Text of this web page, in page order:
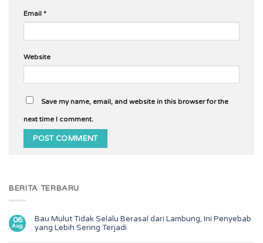
Email *
Website
Save my name, email, and website in this browser for the
next time I comment.
BERITA TERBARU
06
Aug
Bau Mulut Tidak Selalu Berasal dari Lambung, Ini Penyebab
yang Lebih Sering Terjadi